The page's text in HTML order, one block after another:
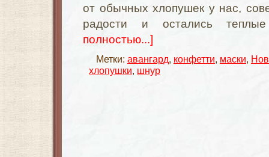
от обычных хлопушек у нас,
радости и остались
полностью...]
Метки: авангард, конфетти, маски,
хлопушки, шнур